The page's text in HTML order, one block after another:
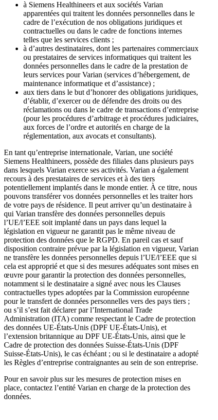
à Siemens Healthineers et aux sociétés Varian
apparentées qui traitent les données personnelles dans le
cadre de l’exécution de nos obligations juridiques et
contractuelles ou dans le cadre de fonctions internes
telles que les services clients ;
à d’autres destinataires, dont les partenaires commerciaux
ou prestataires de services informatiques qui traitent les
données personnelles dans le cadre de la prestation de
leurs services pour Varian (services d’hébergement, de
maintenance informatique et d’assistance) ;
aux tiers dans le but d’honorer des obligations juridiques,
d’établir, d’exercer ou de défendre des droits ou des
réclamations ou dans le cadre de transactions d’entreprise
(pour les procédures d’arbitrage et procédures judiciaires,
aux forces de l’ordre et autorités en charge de la
réglementation, aux avocats et consultants).
En tant qu’entreprise internationale, Varian, une société
Siemens Healthineers, possède des filiales dans plusieurs pays
dans lesquels Varian exerce ses activités. Varian a également
recours à des prestataires de services et à des tiers
potentiellement implantés dans le monde entier. À ce titre, nous
pouvons transférer vos données personnelles et les traiter hors
de votre pays de résidence. Il peut arriver qu’un destinataire à
qui Varian transfère des données personnelles depuis
l’UE/l’EEE soit implanté dans un pays dans lequel la
législation en vigueur ne garantit pas le même niveau de
protection des données que le RGPD. En pareil cas et sauf
disposition contraire prévue par la législation en vigueur, Varian
ne transfère les données personnelles depuis l’UE/l’EEE que si
cela est approprié et que si des mesures adéquates sont mises en
œuvre pour garantir la protection des données personnelles,
notamment si le destinataire a signé avec nous les Clauses
contractuelles types adoptées par la Commission européenne
pour le transfert de données personnelles vers des pays tiers ;
ou s’il s’est fait déclarer par l’International Trade
Administration (ITA) comme respectant le Cadre de protection
des données UE-États-Unis (DPF UE-États-Unis), et
l’extension britannique au DPF UE-États-Unis, ainsi que le
Cadre de protection des données Suisse-États-Unis (DPF
Suisse-États-Unis), le cas échéant ; ou si le destinataire a adopté
les Règles d’entreprise contraignantes au sein de son entreprise.
Pour en savoir plus sur les mesures de protection mises en
place, contactez l’entité Varian en charge de la protection des
données.